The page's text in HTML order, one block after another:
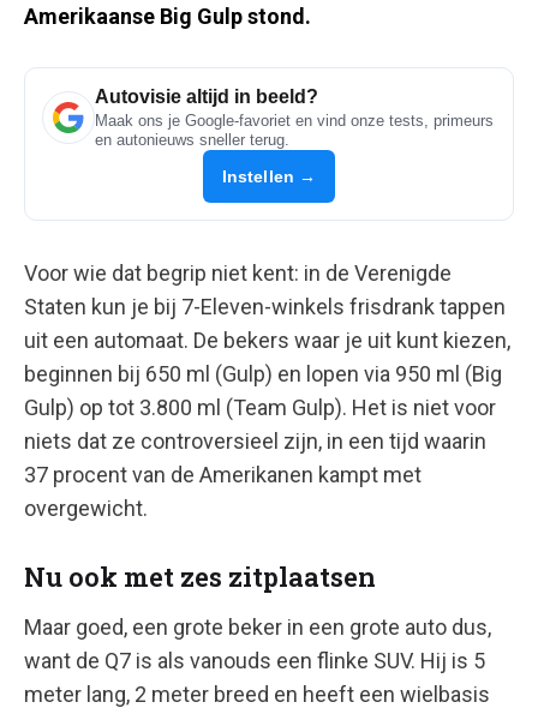
Amerikaanse Big Gulp stond.
Autovisie altijd in beeld?
Maak ons je Google-favoriet en vind onze tests, primeurs
en autonieuws sneller terug.
Instellen →
Voor wie dat begrip niet kent: in de Verenigde
Staten kun je bij 7-Eleven-winkels frisdrank tappen
uit een automaat. De bekers waar je uit kunt kiezen,
beginnen bij 650 ml (Gulp) en lopen via 950 ml (Big
Gulp) op tot 3.800 ml (Team Gulp). Het is niet voor
niets dat ze controversieel zijn, in een tijd waarin
37 procent van de Amerikanen kampt met
overgewicht.
Nu ook met zes zitplaatsen
Maar goed, een grote beker in een grote auto dus,
want de Q7 is als vanouds een flinke SUV. Hij is 5
meter lang, 2 meter breed en heeft een wielbasis